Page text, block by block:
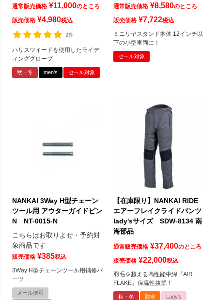
通常販売価格 ¥11,000のところ
販売価格 ¥4,980税込
2件
ハリスツイードを使用したライデ
ィンググローブ
秋・冬 men's セール対象
通常販売価格 ¥8,580のところ
販売価格 ¥7,722税込
ミニリヤスタンド本体 12インチ以
下の小型車両に！
セール対象
NANKAI 3Way H型チェーン
ツール用 アウターガイドピン
N NT-0015-N
こちらはお取りよせ・予約対
象商品です
販売価格 ¥385税込
3Way H型チェーンツール用補修パ
ーツ
メール便可
【在庫限り】NANKAI RIDE
エアーフレイクライドパンツ
lady'sサイズ SDW-8134 南
海部品
通常販売価格 ¥37,400のところ
販売価格 ¥22,000税込
羽毛を越える高性能中綿『AIR
FLAKE』保温性抜群！
秋・冬 防寒
Lady's